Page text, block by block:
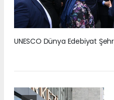
UNESCO Dünya Edebiyat